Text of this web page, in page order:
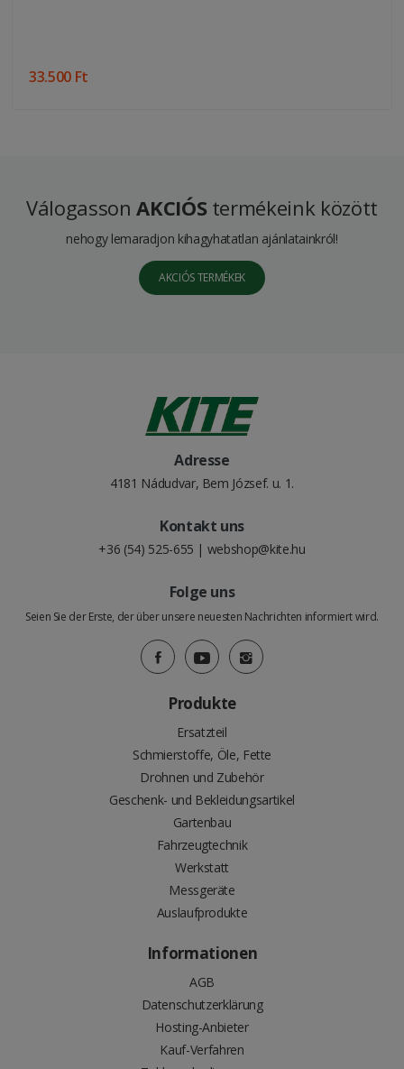
33.500 Ft
VálogassonAKCIÓStermékeink között
nehogy lemaradjon kihagyhatatlan ajánlatainkról!
AKCIÓS TERMÉKEK
Adresse
4181 Nádudvar, Bem József. u. 1.
Kontakt uns
+36 (54) 525-655 | webshop@kite.hu
Folge uns
Seien Sie der Erste, der über unsere neuesten Nachrichten informiert wird.
Produkte
Ersatzteil
Schmierstoffe, Öle, Fette
Drohnen und Zubehör
Geschenk- und Bekleidungsartikel
Gartenbau
Fahrzeugtechnik
Werkstatt
Messgeräte
Auslaufprodukte
Informationen
AGB
Datenschutzerklärung
Hosting-Anbieter
Kauf-Verfahren